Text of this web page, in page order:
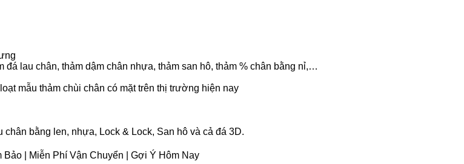
lau chân, thảm dậm chân nhựa, thảm san hô, thảm % chân bằng nỉ,…
mẫu thảm chùi chân có mặt trên thị trường hiện nay
bằng len, nhựa, Lock & Lock, San hô và cả đá 3D.
| Miễn Phí Vận Chuyển | Gợi Ý Hôm Nay